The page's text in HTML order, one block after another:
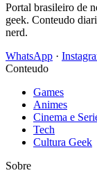
Portal brasileiro de
geek. Conteudo
nerd.
WhatsApp ·
Conteudo
Games
Animes
Cinema e
Tech
Cultura Geek
Sobre